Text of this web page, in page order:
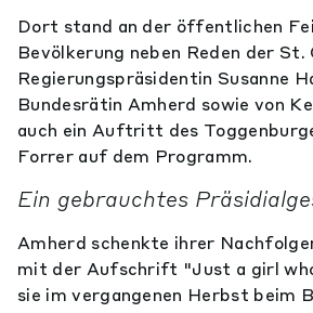
Dort stand an der öffentlichen
Bevölkerung neben Reden der St.
Regierungspräsidentin Susanne
Bundesrätin Amherd sowie von
auch ein Auftritt des
Forrer auf dem Programm.
Ein gebrauchtes
Amherd schenkte ihrer
mit der Aufschrift "Just a girl
sie im vergangenen Herbst beim